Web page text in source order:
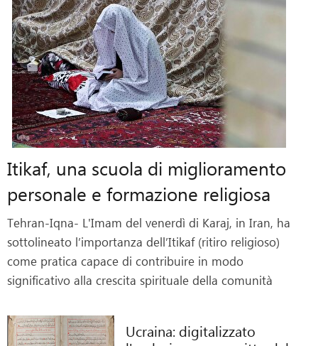
Itikaf, una scuola di miglioramento
personale e formazione religiosa
Tehran-Iqna- L'Imam del venerdì di Karaj, in Iran, ha
sottolineato l’importanza dell’Itikaf (ritiro religioso)
come pratica capace di contribuire in modo
significativo alla crescita spirituale della comunità
Ucraina: digitalizzato